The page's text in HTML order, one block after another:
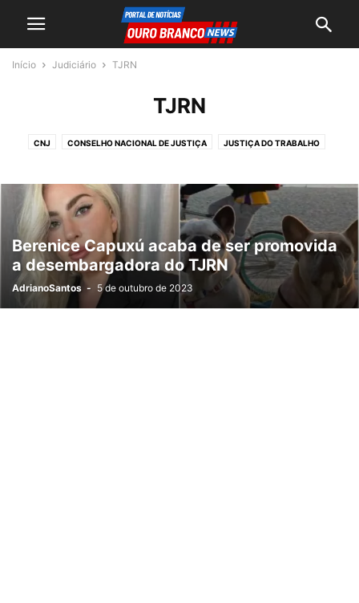
Início Judiciário TJRN
TJRN
CNJ CONSELHO NACIONAL DE JUSTIÇA JUSTIÇA DO TRABALHO
MINISTÉRIO PÚBLICO MINISTÉRIO PUBLICO
MINISTÉRIO PÚBLICO FEDERAL STF TJRN
Berenice Capuxú acaba de ser promovida
a desembargadora do TJRN
AdrianoSantos - 5 de outubro de 2023